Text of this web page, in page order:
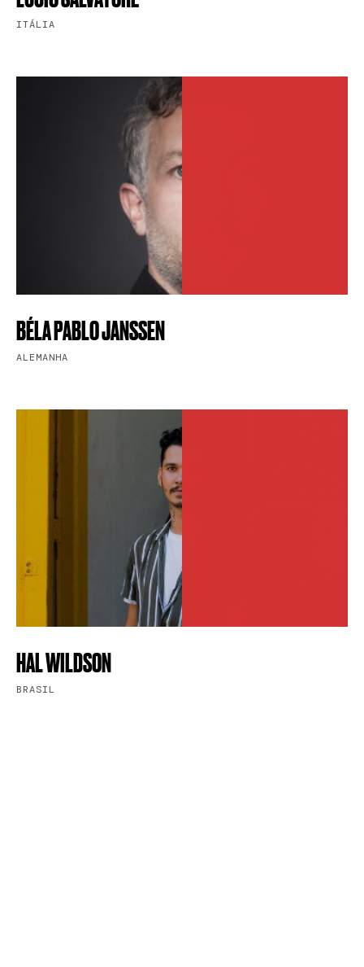
ITÁLIA
BÉLA PABLO JANSSEN
ALEMANHA
HAL WILDSON
BRASIL